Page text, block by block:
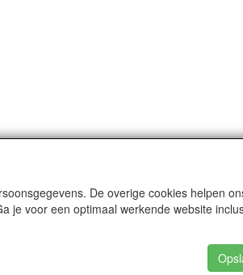
De overige cookies helpen
je voor een optimaal werkende website